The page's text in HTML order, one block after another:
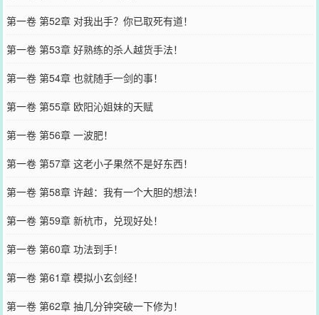
第一卷 第52章 对我出手？你已取死有道！
第一卷 第53章 好熟练的杀人越货手法！
第一卷 第54章 也就随手一剑的事！
第一卷 第55章 欧阳沁姐妹的天赋
第一卷 第56章 一波肥！
第一卷 第57章 这老小子果然不是好东西！
第一卷 第58章 许越：我有一个大胆的想法！
第一卷 第59章 新杭市，兑现好处！
第一卷 第60章 功法到手！
第一卷 第61章 模拟小玄剑经！
第一卷 第62章 抽几分钟突破一下修为！